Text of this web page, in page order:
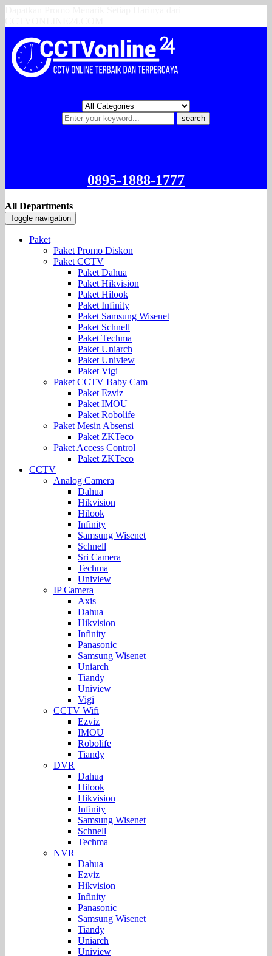
search
0895-1888-1777
All Departments
Toggle navigation
Paket
Paket Promo Diskon
Paket CCTV
Paket Dahua
Paket Hikvision
Paket Hilook
Paket Infinity
Paket Samsung Wisenet
Paket Schnell
Paket Techma
Paket Uniarch
Paket Uniview
Paket Vigi
Paket CCTV Baby Cam
Paket Ezviz
Paket IMOU
Paket Robolife
Paket Mesin Absensi
Paket ZKTeco
Paket Access Control
Paket ZKTeco
CCTV
Analog Camera
Dahua
Hikvision
Hilook
Infinity
Samsung Wisenet
Schnell
Sri Camera
Techma
Uniview
IP Camera
Axis
Dahua
Hikvision
Infinity
Panasonic
Samsung Wisenet
Uniarch
Tiandy
Uniview
Vigi
CCTV Wifi
Ezviz
IMOU
Robolife
Tiandy
DVR
Dahua
Hilook
Hikvision
Infinity
Samsung Wisenet
Schnell
Techma
NVR
Dahua
Ezviz
Hikvision
Infinity
Panasonic
Samsung Wisenet
Tiandy
Uniarch
Uniview